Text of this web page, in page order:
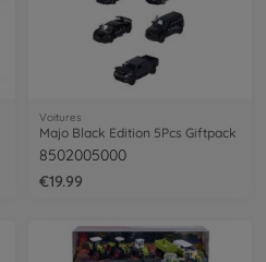
Voitures
Majo Black Edition 5Pcs Giftpack
8502005000
€19.99